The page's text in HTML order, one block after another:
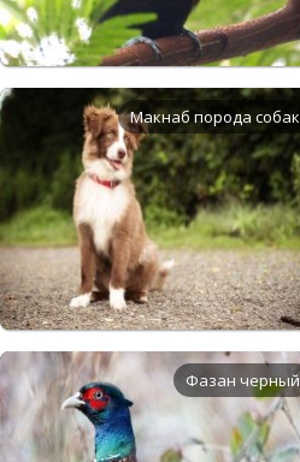
Макнаб порода собак
Фазан черный